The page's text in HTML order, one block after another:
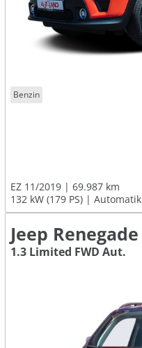
Benzin
EZ 11/2019
69.987 km
132 kW (179 PS)
Automatik
Jeep Renegade
1.3 Limited FWD Aut.